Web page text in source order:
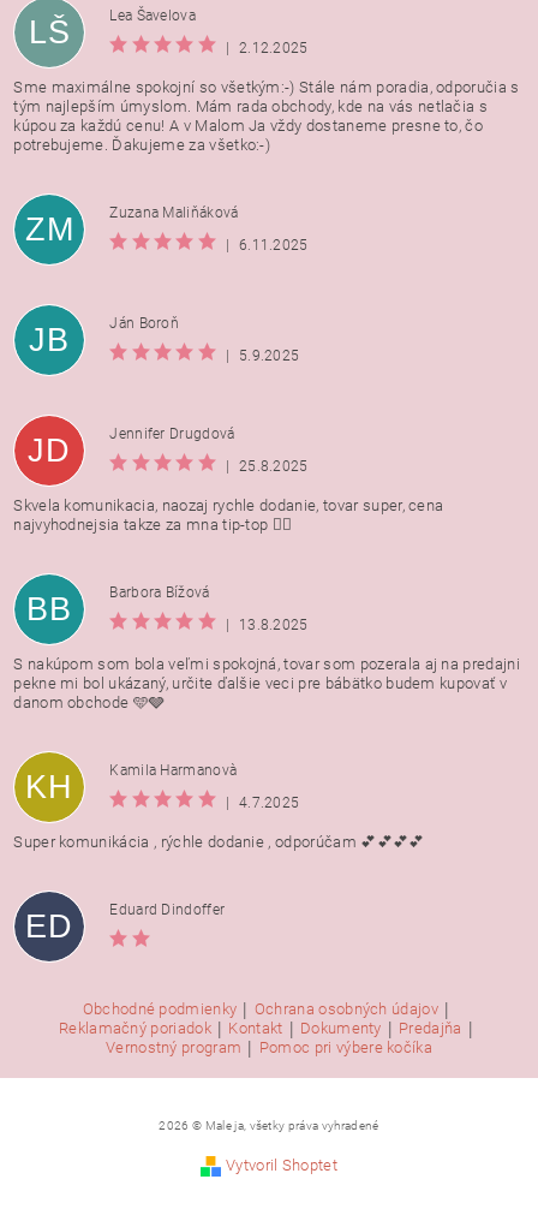
LŠ
Lea Šavelova
|
2.12.2025
Sme maximálne spokojní so všetkým:-) Stále nám poradia, odporučia s
tým najlepším úmyslom. Mám rada obchody, kde na vás netlačia s
kúpou za každú cenu! A v Malom Ja vždy dostaneme presne to, čo
potrebujeme. Ďakujeme za všetko:-)
ZM
Zuzana Maliňáková
|
6.11.2025
JB
Ján Boroň
|
5.9.2025
JD
Jennifer Drugdová
|
25.8.2025
Skvela komunikacia, naozaj rychle dodanie, tovar super, cena
najvyhodnejsia takze za mna tip-top 👍🏻
BB
Barbora Bížová
|
13.8.2025
S nakúpom som bola veľmi spokojná, tovar som pozerala aj na predajni
pekne mi bol ukázaný, určite ďalšie veci pre bábätko budem kupovať v
danom obchode 🩵🩶
KH
Kamila Harmanovà
|
4.7.2025
Super komunikácia , rýchle dodanie , odporúčam 💕💕💕💕
ED Eduard Dindoffer
Obchodné podmienky | Ochrana osobných údajov |
Reklamačný poriadok | Kontakt | Dokumenty | Predajňa |
Vernostný program | Pomoc pri výbere kočíka
2026 © Male ja, všetky práva vyhradené
Vytvoril Shoptet